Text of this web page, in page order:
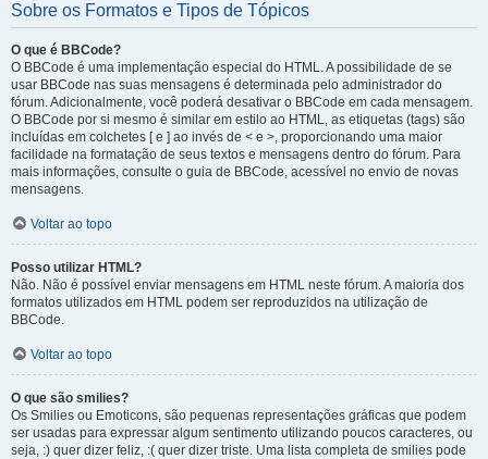
Sobre os Formatos e Tipos de Tópicos
O que é BBCode?
O BBCode é uma implementação especial do HTML. A possibilidade de se
usar BBCode nas suas mensagens é determinada pelo administrador do
fórum. Adicionalmente, você poderá desativar o BBCode em cada mensagem.
O BBCode por si mesmo é similar em estilo ao HTML, as etiquetas (tags) são
incluídas em colchetes [ e ] ao invés de < e >, proporcionando uma maior
facilidade na formatação de seus textos e mensagens dentro do fórum. Para
mais informações, consulte o guia de BBCode, acessível no envio de novas
mensagens.
Voltar ao topo
Posso utilizar HTML?
Não. Não é possível enviar mensagens em HTML neste fórum. A maioria dos
formatos utilizados em HTML podem ser reproduzidos na utilização de
BBCode.
Voltar ao topo
O que são smilies?
Os Smilies ou Emoticons, são pequenas representações gráficas que podem
ser usadas para expressar algum sentimento utilizando poucos caracteres, ou
seja, :) quer dizer feliz, :( quer dizer triste. Uma lista completa de smilies pode